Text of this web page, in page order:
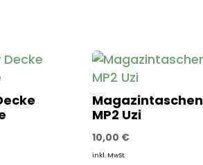
Magazintaschen
MP2 Uzi
10,00 €
inkl. MwSt.